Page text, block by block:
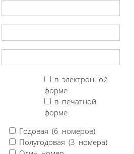
в электронной
форме
в печатной
форме
Годовая (6 номеров)
Полугодовая (3 номера)